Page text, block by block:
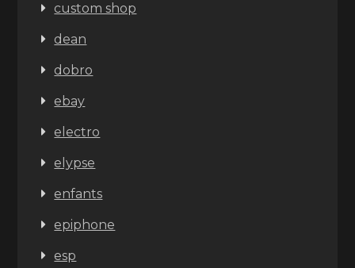
custom shop
dean
dobro
ebay
electro
elypse
enfants
epiphone
esp